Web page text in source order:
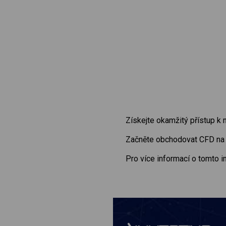
Získejte okamžitý přístup k
Začněte obchodovat CFD na
Pro více informací o tomto